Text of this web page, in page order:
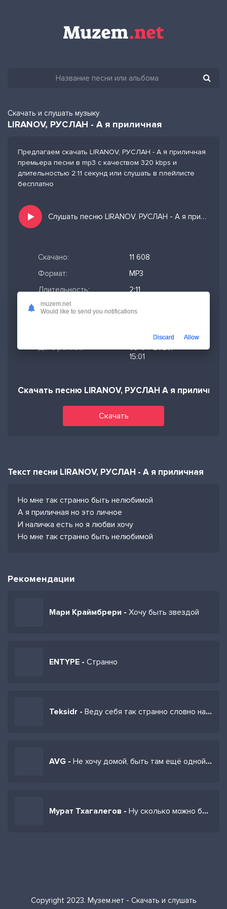
Скачать и слушать музыку
LIRANOV, РУСЛАН - А я приличная
Предлагаем скачать LIRANOV, РУСЛАН - А я приличная
премьера песни в mp3 с качеством 320 kbps и
длительностью 2:11 секунд или слушать в плейлисте
бесплатно
Слушать песню LIRANOV, РУСЛАН - А я приличная и добавить в избранных
Скачано:
11 608
Формат:
MP3
Длительность:
2:11
Размер файла:
Дата релиза:
03-04-2026,
15:01
Скачать песню LIRANOV, РУСЛАН А я приличная
Скачать
Текст песни LIRANOV, РУСЛАН - А я приличная
Но мне так странно быть нелюбимой
А я приличная но это личное
И наличка есть но я любви хочу
Но мне так странно быть нелюбимой
Рекомендации
Мари Краймбрери - Хочу быть звездой
ENTYPE - Странно
Teksidr - Веду себя так странно словно на все плевать
AVG - Не хочу домой, быть там ещё одной проблемой
Мурат Тхагалегов - Ну сколько можно быть одной
Copyright 2023. Музем.нет - Скачать и слушать
muzem.net
Would like to send you notifications
Discard Allow